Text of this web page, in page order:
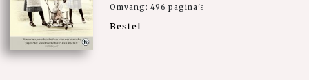
Omvang: 496 pagina's
Bestel